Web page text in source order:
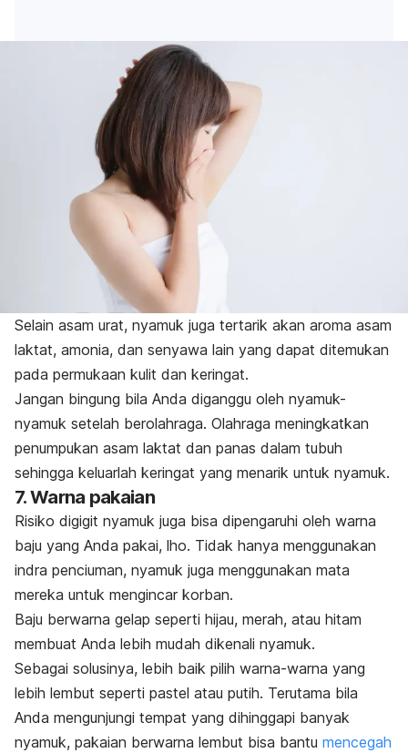
Selain asam urat, nyamuk juga tertarik akan aroma asam
laktat, amonia, dan senyawa lain yang dapat ditemukan
pada permukaan kulit dan keringat.
Jangan bingung bila Anda diganggu oleh nyamuk-
nyamuk setelah berolahraga. Olahraga meningkatkan
penumpukan asam laktat dan panas dalam tubuh
sehingga keluarlah keringat yang menarik untuk nyamuk.
7. Warna pakaian
Risiko digigit nyamuk juga bisa dipengaruhi oleh warna
baju yang Anda pakai, lho. Tidak hanya menggunakan
indra penciuman, nyamuk juga menggunakan mata
mereka untuk mengincar korban.
Baju berwarna gelap seperti hijau, merah, atau hitam
membuat Anda lebih mudah dikenali nyamuk.
Sebagai solusinya, lebih baik pilih warna-warna yang
lebih lembut seperti pastel atau putih. Terutama bila
Anda mengunjungi tempat yang dihinggapi banyak
nyamuk, pakaian berwarna lembut bisa bantu mencegah